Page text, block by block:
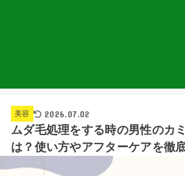
美容 2026.07.02
ムダ毛処理をする時の男性のカ
は？使い方やアフターケアを徹